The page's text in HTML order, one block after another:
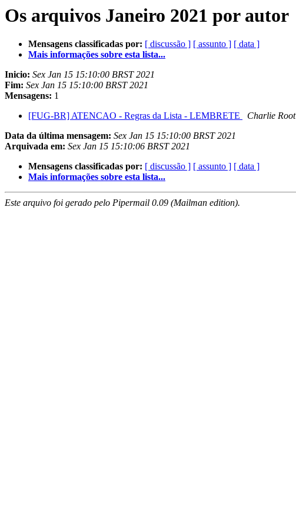
Os arquivos Janeiro 2021 por autor
Mensagens classificadas por: [ discussão ] [ assunto ] [ data ]
Mais informações sobre esta lista...
Inicio: Sex Jan 15 15:10:00 BRST 2021
Fim: Sex Jan 15 15:10:00 BRST 2021
Mensagens: 1
[FUG-BR] ATENCAO - Regras da Lista - LEMBRETE
Charlie Root
Data da última mensagem: Sex Jan 15 15:10:00 BRST 2021
Arquivada em: Sex Jan 15 15:10:06 BRST 2021
Mensagens classificadas por: [ discussão ] [ assunto ] [ data ]
Mais informações sobre esta lista...
Este arquivo foi gerado pelo Pipermail 0.09 (Mailman edition).